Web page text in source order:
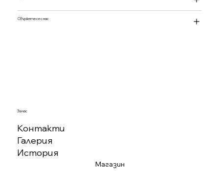
Свържете се с нас
За нас
Контакти
Галерия
История
Магазин